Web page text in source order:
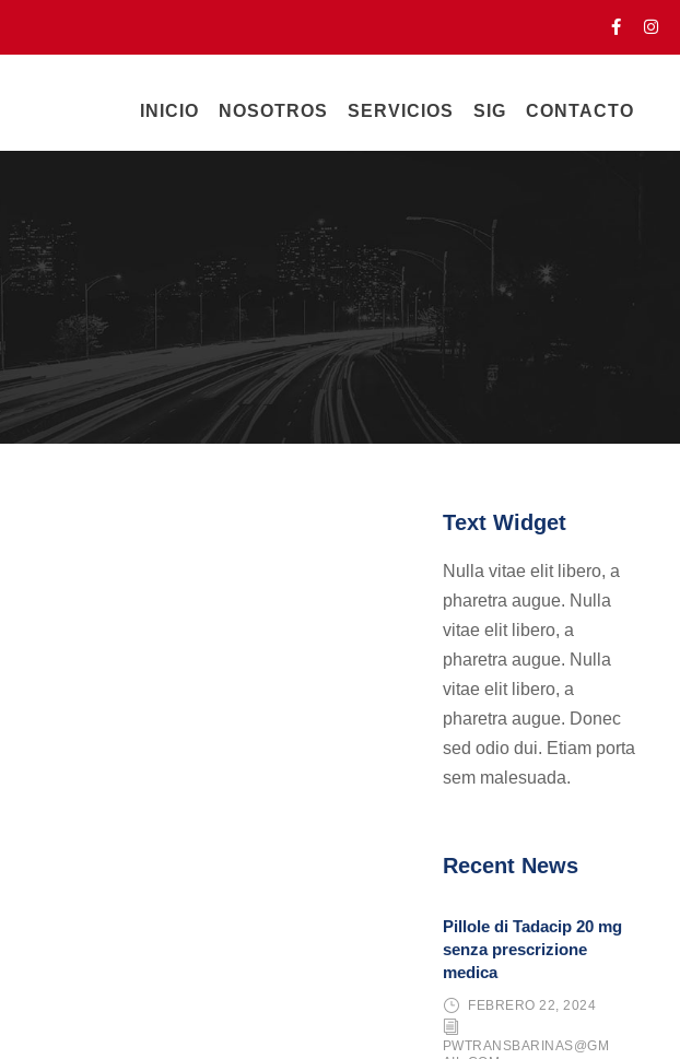
INICIO NOSOTROS SERVICIOS SIG CONTACTO
Text Widget
Nulla vitae elit libero, a
pharetra augue. Nulla
vitae elit libero, a
pharetra augue. Nulla
vitae elit libero, a
pharetra augue. Donec
sed odio dui. Etiam porta
sem malesuada.
Recent News
Pillole di Tadacip 20 mg
senza prescrizione
medica
FEBRERO 22, 2024
PWTRANSBARINAS@GM